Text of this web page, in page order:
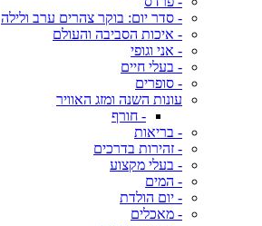
- סדר יום: בוקר צהרים ערב ולילה
- איכות הסביבה והעולם
- אני וגופי
- בעלי חיים
- סופרים
עונות השנה ומזג האוויר
- חורף
- בריאות
- זהירות בדרכים
- בעלי מקצוע
- המים
- יום הולדת
- מאכלים